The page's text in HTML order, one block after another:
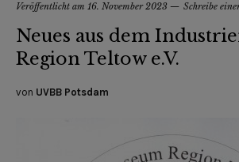
Veröffentlicht am 16. November 2023 Schreibe
Neues aus dem
Region Teltow e.V.
von UVBB Potsdam